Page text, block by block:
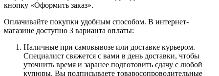
кнопку «Оформить заказ».
Оплачивайте покупки удобным способом. В интернет-
магазине доступно 3 варианта оплаты:
Наличные при самовывозе или доставке курьером.
Специалист свяжется с вами в день доставки, чтобы
уточнить время и заранее подготовить сдачу с любой
купюры. Вы подписываете товаросопроводительные